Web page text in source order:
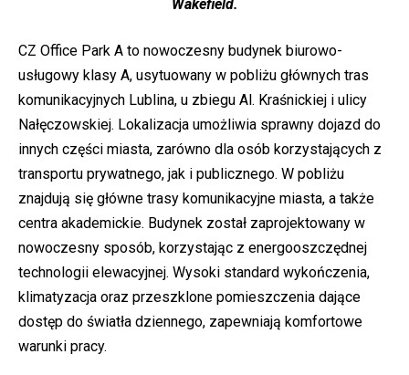
Wakefield.
CZ Office Park A to nowoczesny budynek biurowo-
usługowy klasy A, usytuowany w pobliżu głównych tras
komunikacyjnych Lublina, u zbiegu Al. Kraśnickiej i ulicy
Nałęczowskiej. Lokalizacja umożliwia sprawny dojazd do
innych części miasta, zarówno dla osób korzystających z
transportu prywatnego, jak i publicznego. W pobliżu
znajdują się główne trasy komunikacyjne miasta, a także
centra akademickie. Budynek został zaprojektowany w
nowoczesny sposób, korzystając z energooszczędnej
technologii elewacyjnej. Wysoki standard wykończenia,
klimatyzacja oraz przeszklone pomieszczenia dające
dostęp do światła dziennego, zapewniają komfortowe
warunki pracy.